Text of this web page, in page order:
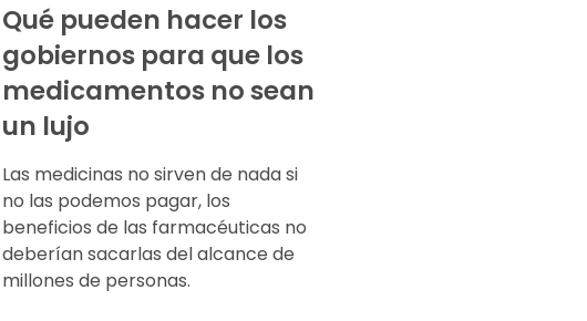
Qué pueden hacer los
gobiernos para que los
medicamentos no sean
un lujo
Las medicinas no sirven de nada si
no las podemos pagar, los
beneficios de las farmacéuticas no
deberían sacarlas del alcance de
millones de personas.